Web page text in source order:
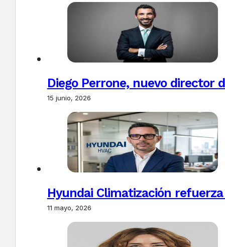
Diego Perrone, nuevo director
15 junio, 2026
Hyundai Climatización
11 mayo, 2026